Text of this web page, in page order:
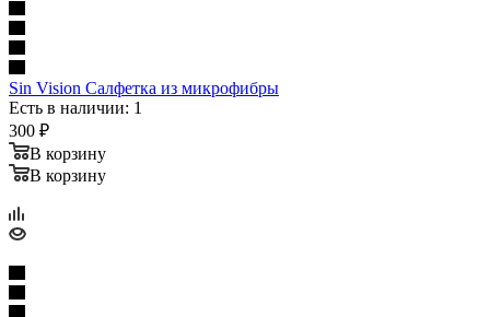
Sin Vision Салфетка из микрофибры
Есть в наличии: 1
300 ₽
В корзину
В корзину